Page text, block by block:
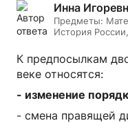
Инна
Предметы:
История
Литературное
язык
К предпосылкам
веке относятся:
- изменение
- смена правящей